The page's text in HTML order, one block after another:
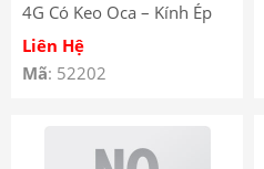
4G Có Keo Oca – Kính Ép
Màn Hình Redmi Note 12
Pro 4G liền keo OCA
Liên Hệ
Mã: 52202